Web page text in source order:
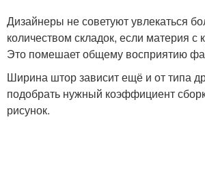
Дизайнеры не советуют увлекаться
количеством складок, если материя
Это помешает общему восприятию
Ширина штор зависит ещё и от типа
подобрать нужный коэффициент
рисунок.